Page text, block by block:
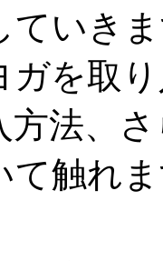
ていき
ガを取
方法、
て触れ